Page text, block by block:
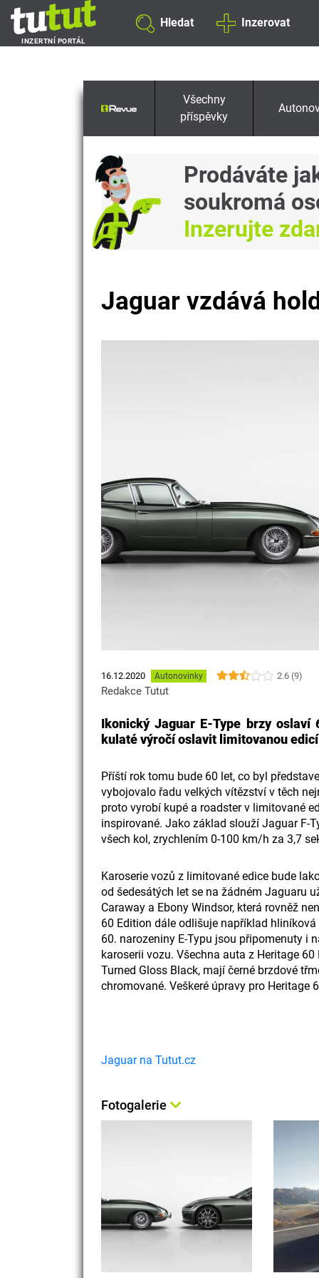
INZERTNÍ PORTÁL
Hledat Inzerovat
Všechny
příspěvky
Prodáváte
soukromá
Inzerujte
Jaguar vzdává
16.12.2020 Autonovinky 2.6 (9)
Redakce Tutut
Ikonický Jaguar E-Type brzy
kulaté výročí oslavit limitovanou
Příští rok tomu bude 60 let, co byl
vybojovalo řadu velkých vítězství v těch
proto vyrobí kupé a roadster v limitované
inspirované. Jako základ slouží Jaguar F-
všech kol, zrychlením 0-100 km/h za 3,7
Karoserie vozů z limitované edice bude
od šedesátých let se na žádném Jaguaru
Caraway a Ebony Windsor, která rovněž
60 Edition dále odlišuje například
60. narozeniny E-Typu jsou připomenuty i
karoserii vozu. Všechna auta z Heritage
Turned Gloss Black, mají černé brzdové
chromované. Veškeré úpravy pro Heritage
Jaguar na Tutut.cz
Fotogalerie